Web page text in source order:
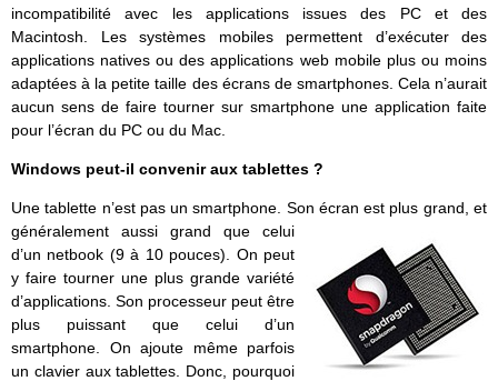
incompatibilité avec les applications issues des PC et des
Macintosh. Les systèmes mobiles permettent d’exécuter des
applications natives ou des applications web mobile plus ou moins
adaptées à la petite taille des écrans de smartphones. Cela n’aurait
aucun sens de faire tourner sur smartphone une application faite
pour l’écran du PC ou du Mac.
Windows peut-il convenir aux tablettes ?
Une tablette n’est pas un smartphone. Son écran est plus grand, et
généralement aussi grand que celui
d’un netbook (9 à 10 pouces). On peut
y faire tourner une plus grande variété
d’applications. Son processeur peut être
plus puissant que celui d’un
smartphone. On ajoute même parfois
un clavier aux tablettes. Donc, pourquoi